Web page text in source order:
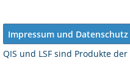
Impressum und Datenschutz
QIS und LSF sind Produkte der